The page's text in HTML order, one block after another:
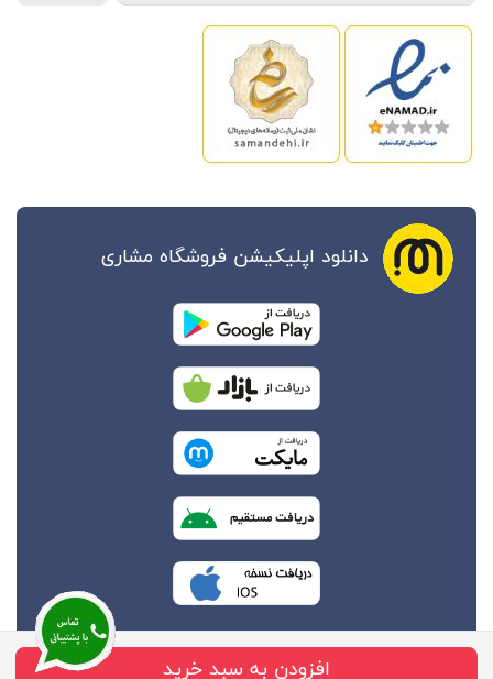
افزودن به سبد خرید
دانلود اپلیکیشن فروشگاه مشاری